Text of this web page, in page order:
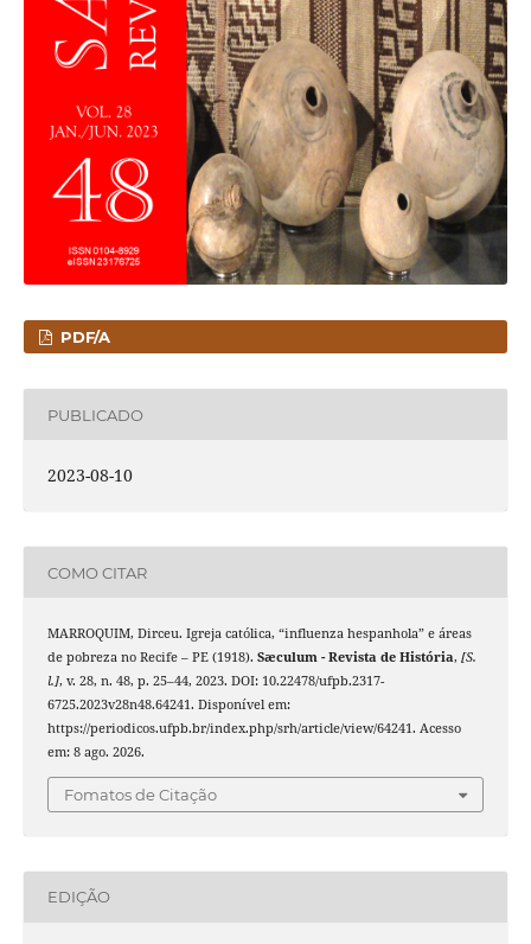
PDF/A
PUBLICADO
2023-08-10
COMO CITAR
MARROQUIM, Dirceu. Igreja católica, “influenza hespanhola” e áreas
de pobreza no Recife – PE (1918). Sæculum - Revista de História, [S.
l.], v. 28, n. 48, p. 25–44, 2023. DOI: 10.22478/ufpb.2317-
6725.2023v28n48.64241. Disponível em:
https://periodicos.ufpb.br/index.php/srh/article/view/64241. Acesso
em: 8 ago. 2026.
Fomatos de Citação
EDIÇÃO